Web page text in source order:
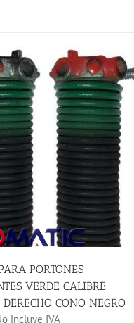
PORTONES
VERDE CALIBRE
CONO NEGRO
incluye IVA